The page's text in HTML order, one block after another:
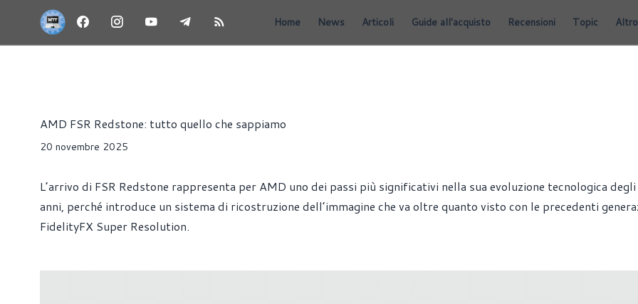
Home News Articoli Guide all'acquisto Recensioni Topic Altro
AMD FSR Redstone: tutto quello che sappiamo
20 novembre 2025
L’arrivo di FSR Redstone rappresenta per AMD uno dei passi più significativi nella sua evoluzione tecnologica
anni, perché introduce un sistema di ricostruzione dell’immagine che va oltre quanto visto con le precedenti
FidelityFX Super Resolution.